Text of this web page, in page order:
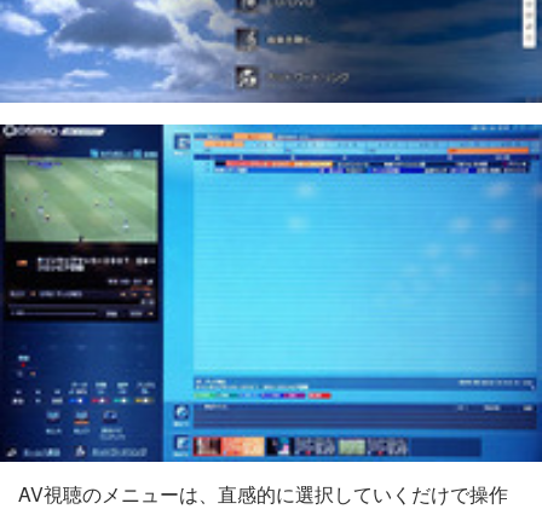
AV視聴のメニューは、直感的に選択していくだけで操作